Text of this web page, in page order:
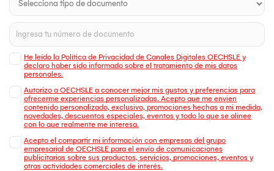
He leído la Política de Privacidad de Canales Digitales OECHSLE y
declaro haber sido informado sobre el tratamiento de mis datos
personales.
Autorizo a OECHSLE a conocer mejor mis gustos y preferencias para
ofrecerme experiencias personalizadas. Acepto que me envien
contenido personalizado, exclusivo, promociones hechas a mi medida,
novedades, descuentos especiales, eventos y todo lo que se alinee
con lo que realmente me interesa.
Acepto el compartir mi información con empresas del grupo
empresarial de OECHSLE para el envío de comunicaciones
publicitarias sobre sus productos, servicios, promociones, eventos y
otras actividades comerciales de interés.